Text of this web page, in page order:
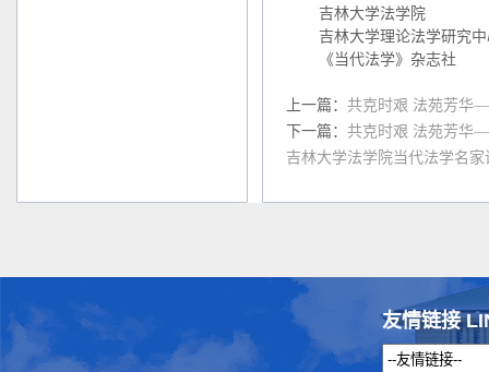
吉林大学法学院
吉林大学理论法学研究
《当代法学》杂志社
上一篇： 共克时艰 法苑芳华
下一篇： 共克时艰 法苑芳华
吉林大学法学院当代法学名
友情链接